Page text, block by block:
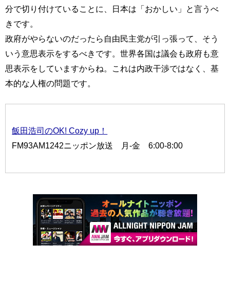
分で切り付けていることに、日本は「おかしい」と言うべ
きです。
政府がやらないのだったら自由民主党が引っ張って、そう
いう意思表示をするべきです。世界各国は議会も政府も意
思表示をしていますからね。これは内政干渉ではなく、基
本的な人権の問題です。
飯田浩司のOK! Cozy up！
FM93AM1242ニッポン放送 月-金 6:00-8:00